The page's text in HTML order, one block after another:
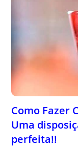
Como Fazer
Uma
perfeita!!